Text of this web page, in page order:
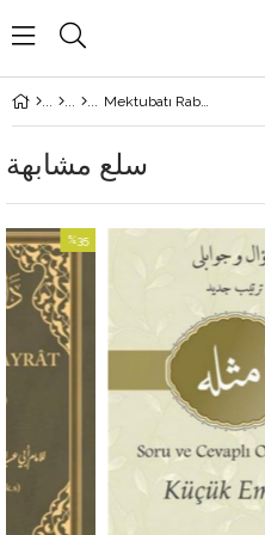
Mektubatı Rabbani Tercümesi Cilt 7
سلع مشابهة
%35
بيع